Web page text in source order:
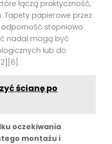
łączą praktyczność,
Tapety papierowe przez
odporność stopniowo
nadal mogą być
lub do
.
ścianę po
oczekiwania
montażu i